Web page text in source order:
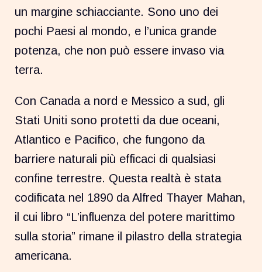
un margine schiacciante. Sono uno dei
pochi Paesi al mondo, e l’unica grande
potenza, che non può essere invaso via
terra.
Con Canada a nord e Messico a sud, gli
Stati Uniti sono protetti da due oceani,
Atlantico e Pacifico, che fungono da
barriere naturali più efficaci di qualsiasi
confine terrestre. Questa realtà è stata
codificata nel 1890 da Alfred Thayer Mahan,
il cui libro “L’influenza del potere marittimo
sulla storia” rimane il pilastro della strategia
americana.